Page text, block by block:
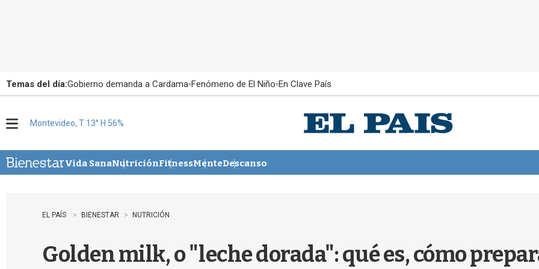
Temas del día:Gobierno demanda a Cardama Fenómeno de El Niño En Clave País
u
Montevideo, T 13° H 56%
Vida SanaNutriciónFitnessMenteDescanso
EL PAÍS BIENESTAR NUTRICIÓN
Golden milk, o "leche dorada": qué es, cómo